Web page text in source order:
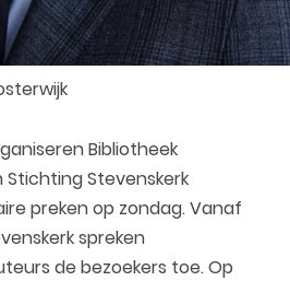
Bibliotheek
Stichting Stevenskerk
preken op zondag. Vanaf
spreken
de bezoekers toe. Op